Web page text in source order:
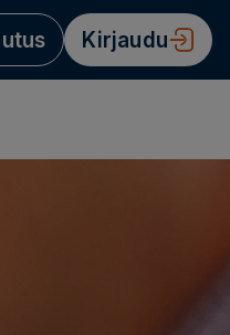
Choose language
Kirjaudu